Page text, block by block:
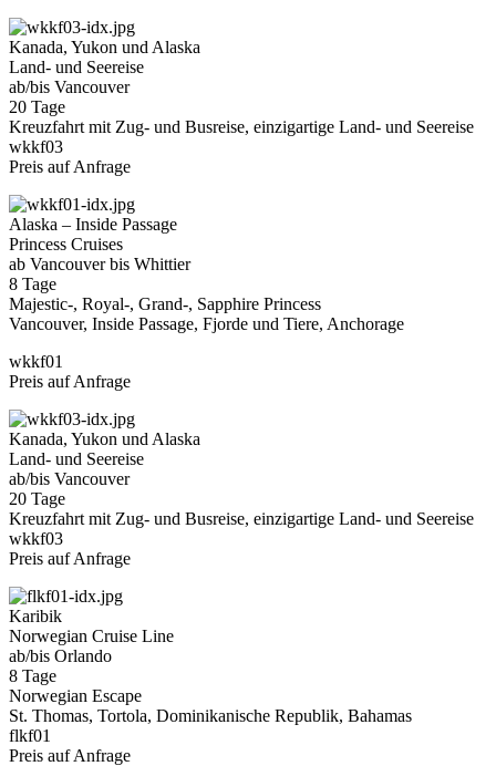
Kanada, Yukon und Alaska
Land- und Seereise
ab/bis Vancouver
20 Tage
Kreuzfahrt mit Zug- und Busreise, einzigartige Land- und Seereise
wkkf03
Preis auf Anfrage
Alaska – Inside Passage
Princess Cruises
ab Vancouver bis Whittier
8 Tage
Majestic-, Royal-, Grand-, Sapphire Princess
Vancouver, Inside Passage, Fjorde und Tiere, Anchorage
wkkf01
Preis auf Anfrage
Kanada, Yukon und Alaska
Land- und Seereise
ab/bis Vancouver
20 Tage
Kreuzfahrt mit Zug- und Busreise, einzigartige Land- und Seereise
wkkf03
Preis auf Anfrage
Karibik
Norwegian Cruise Line
ab/bis Orlando
8 Tage
Norwegian Escape
St. Thomas, Tortola, Dominikanische Republik, Bahamas
flkf01
Preis auf Anfrage